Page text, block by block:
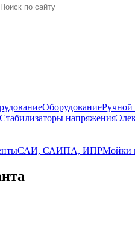
ОборудованиеРучной
Стабилизаторы напряжения
САИ, САИПА, ИПРМойки